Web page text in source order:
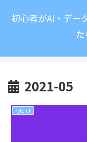
初心者がAI・デー
2021-05
Pytorch